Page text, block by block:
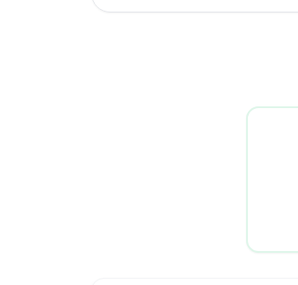
Cursos TRE TO